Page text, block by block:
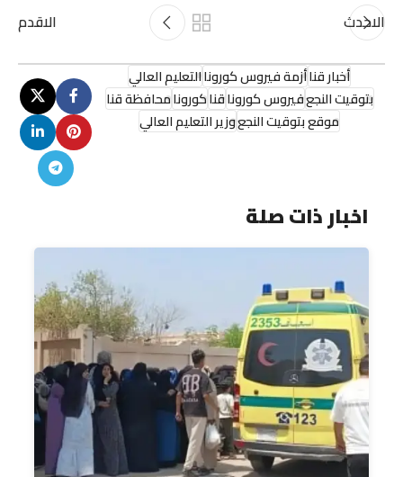
الاحدث الاقدم
أخبار قناأزمة فيروس كوروناالتعليم العالي
بتوقيت النجعفيروس كوروناقناكورونامحافظة قنا
موقع بتوقيت النجعوزير التعليم العالي
اخبار ذات صلة